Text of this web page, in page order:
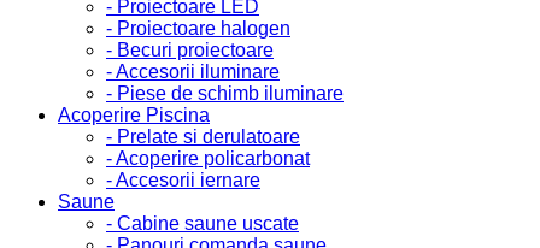
- Proiectoare LED
- Proiectoare halogen
- Becuri proiectoare
- Accesorii iluminare
- Piese de schimb iluminare
Acoperire Piscina
- Prelate si derulatoare
- Acoperire policarbonat
- Accesorii iernare
Saune
- Cabine saune uscate